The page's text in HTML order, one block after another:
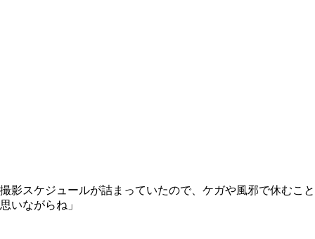
影スケジュールが詰まっていたので、ケガや風邪で休むこと
いながらね」